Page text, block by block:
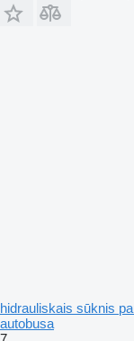
hidrauliskais sūknis
autobusa